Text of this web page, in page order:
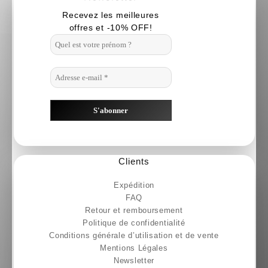
la
page
du
produit
Recevez les meilleures
offres et -10% OFF!
Clients
Expédition
FAQ
Retour et remboursement
Politique de confidentialité
Conditions générale d’utilisation et de vente
Mentions Légales
Newsletter